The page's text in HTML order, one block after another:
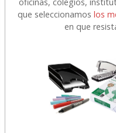
que seleccionamoslos
en que